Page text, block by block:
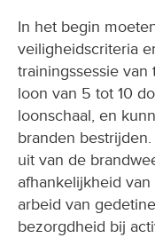
In het begin
veiligheidscriteria
trainingssessie
loon van 5 tot 10
loonschaal, en
branden
uit van de
afhankelijkheid
arbeid van
bezorgdheid bij